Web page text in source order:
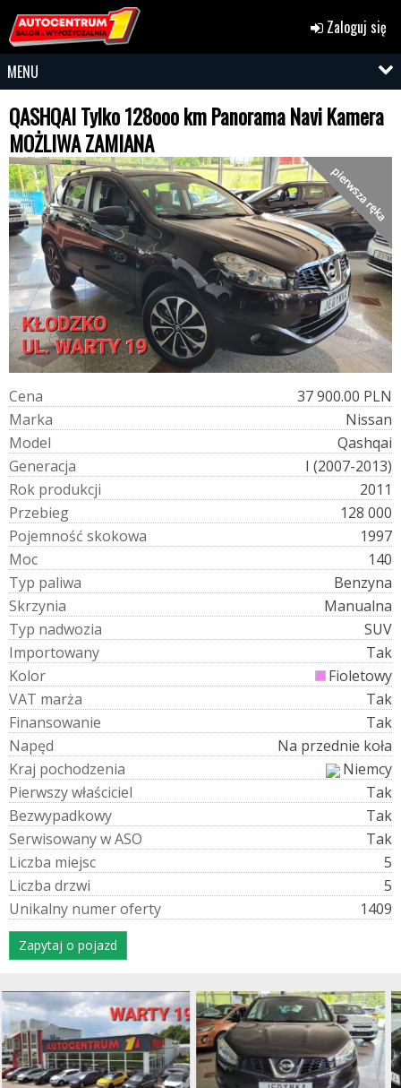
Zaloguj się
MENU
QASHQAI Tylko 128ooo km Panorama Navi Kamera
MOŻLIWA ZAMIANA
pierwsza ręka
Cena
37 900.00 PLN
Marka
Nissan
Model
Qashqai
Generacja
I (2007-2013)
Rok produkcji
2011
Przebieg
128 000
Pojemność skokowa
1997
Moc
140
Typ paliwa
Benzyna
Skrzynia
Manualna
Typ nadwozia
SUV
Importowany
Tak
Kolor
Fioletowy
VAT marża
Tak
Finansowanie
Tak
Napęd
Na przednie koła
Kraj pochodzenia
Niemcy
Pierwszywłaściciel
Tak
Bezwypadkowy
Tak
SerwisowanywASO
Tak
Liczba miejsc
5
Liczba drzwi
5
Unikalny numeroferty 1409
Zapytaj o pojazd